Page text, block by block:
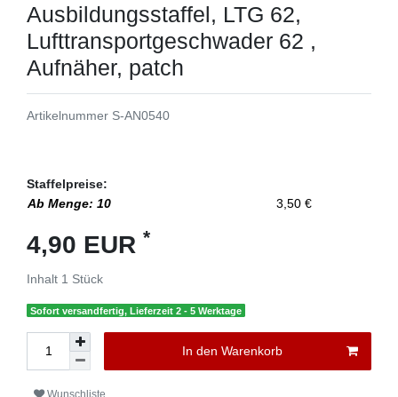
Ausbildungsstaffel, LTG 62,
Lufttransportgeschwader 62 ,
Aufnäher, patch
Artikelnummer S-AN0540
Staffelpreise:
Ab Menge: 10
3,50 €
4,90 EUR *
Inhalt 1 Stück
Sofort versandfertig, Lieferzeit 2 - 5 Werktage
In den Warenkorb
Wunschliste